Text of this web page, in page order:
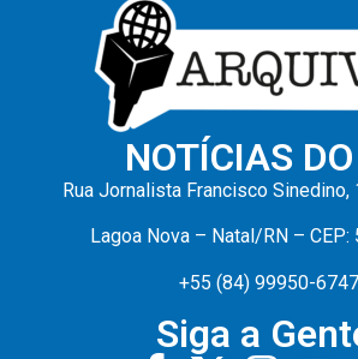
NOTÍCIAS
Rua Jornalista Francisco Sinedino,
Lagoa Nova – Natal/RN –
+55 (84) 99950-6747
Siga a